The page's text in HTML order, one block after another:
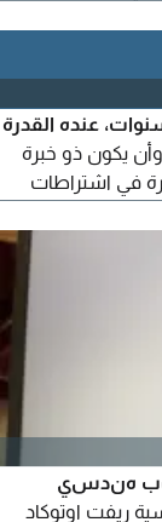
مهندس معماري خبرة لا تقل عن 8 سنوات، عنده القدرة
يكون ذو خبرة
في اشتراطات
هندسي
ريفت اوتوكاد